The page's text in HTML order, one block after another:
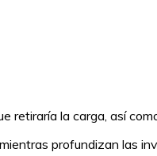
la carga, así
profundizan las